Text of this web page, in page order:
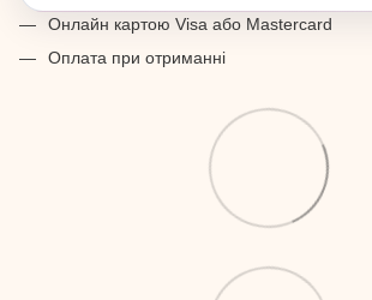
Онлайн картою Visa або Mastercard
Оплата при отриманні